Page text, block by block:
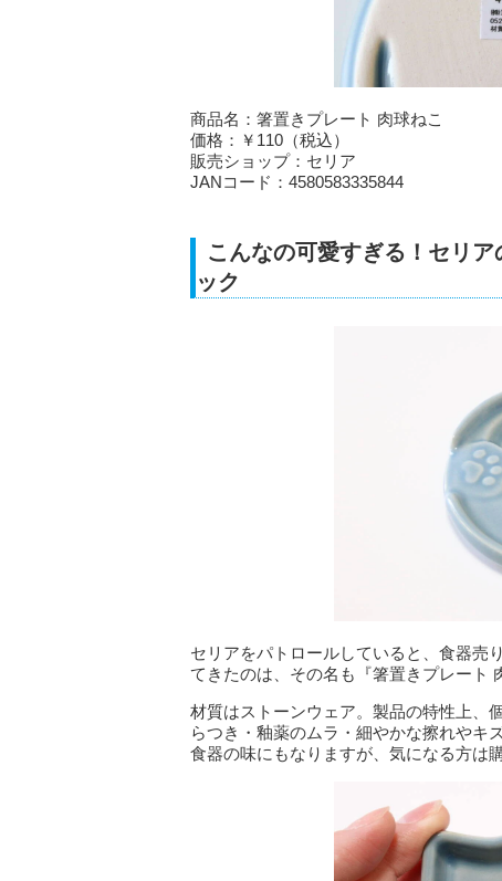
商品名：箸置きプレート 肉球ねこ
価格：￥110（税込）
販売ショップ：セリア
JANコード：4580583335844
こんなの可愛すぎる！セリ
ック
セリアをパトロールしていると、食器売
てきたのは、その名も『箸置きプレート
材質はストーンウェア。製品の特性上、
らつき・釉薬のムラ・細やかな擦れや
食器の味にもなりますが、気になる方は